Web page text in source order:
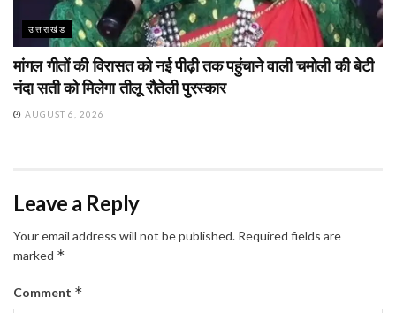
उत्तराखंड
मांगल गीतों की विरासत को नई पीढ़ी तक पहुंचाने वाली चमोली की बेटी
नंदा सती को मिलेगा तीलू रौतेली पुरस्कार
AUGUST 6, 2026
Leave a Reply
Your email address will not be published. Required fields are
marked *
Comment *